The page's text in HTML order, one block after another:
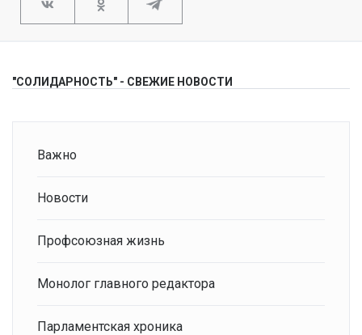
"СОЛИДАРНОСТЬ" - СВЕЖИЕ НОВОСТИ
Важно
Новости
Профсоюзная жизнь
Монолог главного редактора
Парламентская хроника